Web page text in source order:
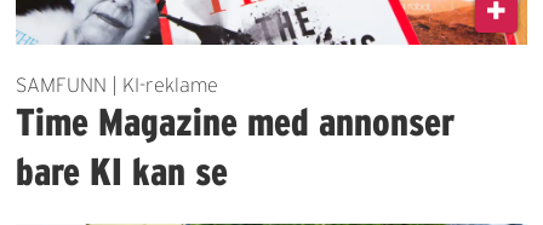
SAMFUNN | KI-reklame
Time Magazine med annonser
bare KI kan se